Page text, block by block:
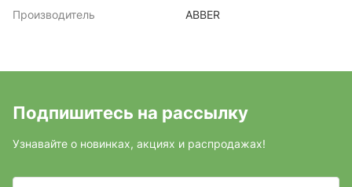
Производитель ABBER
Подпишитесь на рассылку
Узнавайте о новинках, акциях и распродажах!